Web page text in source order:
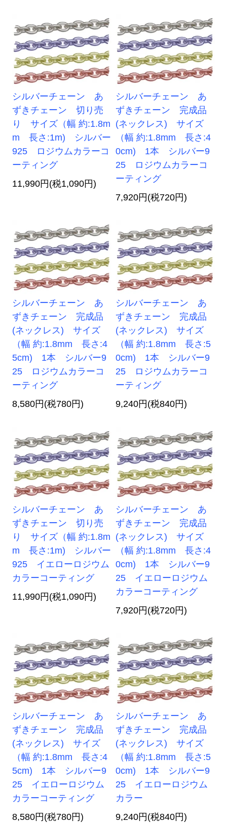
シルバーチェーン あ
ずきチェーン 切り売
り サイズ（幅 約:1.8m
m 長さ:1m) シルバー
925 ロジウムカラーコ
ーティング
11,990円(税1,090円)
シルバーチェーン あ
ずきチェーン 完成品
(ネックレス) サイズ
（幅 約:1.8mm 長さ:4
0cm) 1本 シルバー9
25 ロジウムカラーコ
ーティング
7,920円(税720円)
シルバーチェーン あ
ずきチェーン 完成品
(ネックレス) サイズ
（幅 約:1.8mm 長さ:4
5cm) 1本 シルバー9
25 ロジウムカラーコ
ーティング
8,580円(税780円)
シルバーチェーン あ
ずきチェーン 完成品
(ネックレス) サイズ
（幅 約:1.8mm 長さ:5
0cm) 1本 シルバー9
25 ロジウムカラーコ
ーティング
9,240円(税840円)
シルバーチェーン あ
ずきチェーン 切り売
り サイズ（幅 約:1.8m
m 長さ:1m) シルバー
925 イエローロジウム
カラーコーティング
11,990円(税1,090円)
シルバーチェーン あ
ずきチェーン 完成品
(ネックレス) サイズ
（幅 約:1.8mm 長さ:4
0cm) 1本 シルバー9
25 イエローロジウム
カラーコーティング
7,920円(税720円)
シルバーチェーン あ
ずきチェーン 完成品
(ネックレス) サイズ
（幅 約:1.8mm 長さ:4
5cm) 1本 シルバー9
25 イエローロジウム
カラーコーティング
8,580円(税780円)
シルバーチェーン あ
ずきチェーン 完成品
(ネックレス) サイズ
（幅 約:1.8mm 長さ:5
0cm) 1本 シルバー9
25 イエローロジウム
カラー
9,240円(税840円)